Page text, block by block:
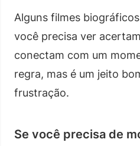
Alguns filmes
você precisa ver
conectam com um
regra, mas é um jeito
frustração.
Se você precisa de